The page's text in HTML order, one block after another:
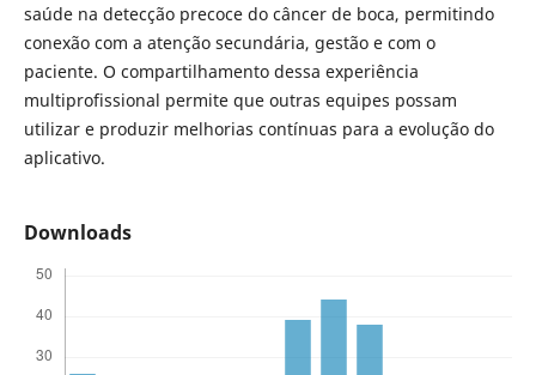
saúde na detecção precoce do câncer de boca, permitindo
conexão com a atenção secundária, gestão e com o
paciente. O compartilhamento dessa experiência
multiprofissional permite que outras equipes possam
utilizar e produzir melhorias contínuas para a evolução do
aplicativo.
Downloads